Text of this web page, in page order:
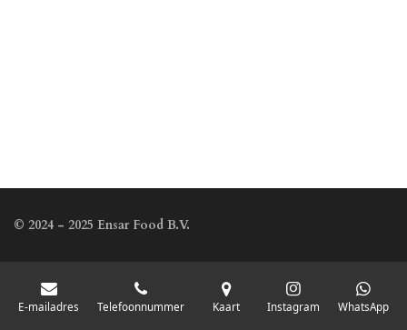
© 2024 - 2025 Ensar Food B.V.
E-mailadres Telefoonnummer Kaart Instagram WhatsApp